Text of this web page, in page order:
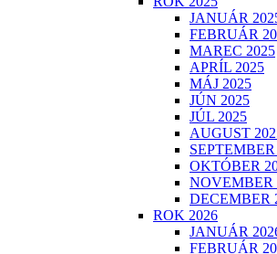
JANUÁR
FEBRUÁR
MAREC 2025
APRÍL 2025
MÁJ 2025
JÚN 2025
JÚL 2025
AUGUST
OKTÓBER
NOVEMBER
DECEMBER
ROK 2026
JANUÁR
FEBRUÁR